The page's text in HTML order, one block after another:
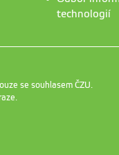
technologií
se souhlasem ČZU.
.